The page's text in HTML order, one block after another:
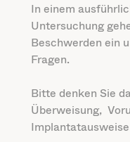
In einem
Untersuchung
Beschwerden ein
Fragen.
Bitte denken Sie
Überweisung,